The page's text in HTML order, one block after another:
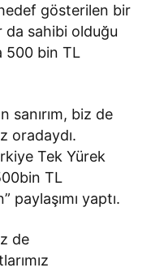
gösterilen bir
da sahibi olduğu
500 bin TL
sanırım, biz de
oradaydı.
Tek Yürek
TL
paylaşımı yaptı.
de